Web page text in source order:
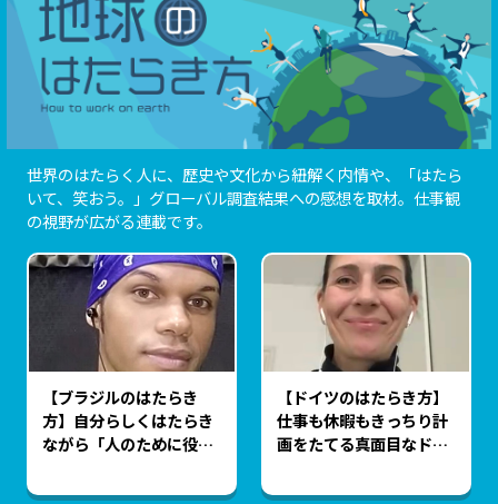
世界のはたらく人に、歴史や文化から紐解く内情や、「はたら
いて、笑おう。」グローバル調査結果への感想を取材。仕事観
の視野が広がる連載です。
【ブラジルのはたらき
方】自分らしくはたらき
ながら「人のために役に
ラジルの人々
【ドイツのはたらき方】
仕事も休暇もきっちり計
画をたてる真面目なドイ